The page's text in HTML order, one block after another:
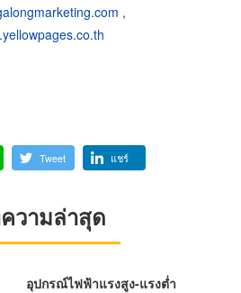
,
Tweet แชร์
วามล่าสุด
อุปกรณ์ไฟฟ้าแรงสูง-แรงต่ำ